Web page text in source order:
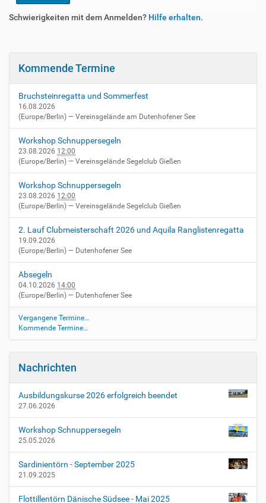
Schwierigkeiten mit dem Anmelden? Hilfe erhalten.
Kommende Termine
Bruchsteinregatta und Sommerfest
16.08.2026
(Europe/Berlin) — Vereinsgelände am Dutenhofener See
Workshop Schnuppersegeln
23.08.2026 12:00
(Europe/Berlin) — Vereinsgelände Segelclub Gießen
Workshop Schnuppersegeln
23.08.2026 12:00
(Europe/Berlin) — Vereinsgelände Segelclub Gießen
2. Lauf Clubmeisterschaft 2026 und Aquila Ranglistenregatta
19.09.2026
(Europe/Berlin) — Dutenhofener See
Absegeln
04.10.2026 14:00
(Europe/Berlin) — Dutenhofener See
Vergangene Termine…
Kommende Termine…
Nachrichten
Ausbildungskurse 2026 erfolgreich beendet
27.06.2026
Workshop Schnuppersegeln
25.05.2026
Sardinientörn - September 2025
21.09.2025
Flottillentörn Dänische Südsee - Mai 2025